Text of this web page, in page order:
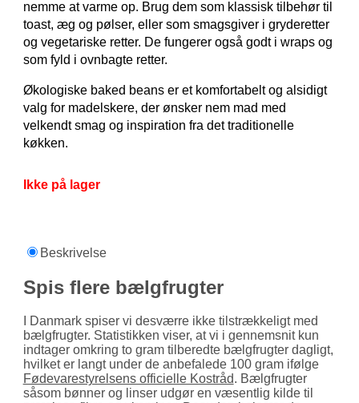
nemme at varme op. Brug dem som klassisk tilbehør til
toast, æg og pølser, eller som smagsgiver i gryderetter
og vegetariske retter. De fungerer også godt i wraps og
som fyld i ovnbagte retter.
Økologiske baked beans er et komfortabelt og alsidigt
valg for madelskere, der ønsker nem mad med
velkendt smag og inspiration fra det traditionelle
køkken.
Ikke på lager
Beskrivelse
Spis flere bælgfrugter
I Danmark spiser vi desværre ikke tilstrækkeligt med
bælgfrugter. Statistikken viser, at vi i gennemsnit kun
indtager omkring to gram tilberedte bælgfrugter dagligt,
hvilket er langt under de anbefalede 100 gram ifølge
Fødevare­styrelsens officielle Kostråd. Bælgfrugter
såsom bønner og linser udgør en væsentlig kilde til